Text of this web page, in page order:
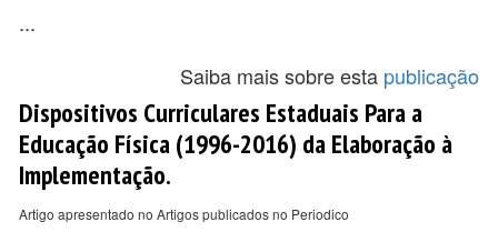
...
Saiba mais sobre esta publicação
Dispositivos Curriculares Estaduais Para a
Educação Física (1996-2016) da Elaboração à
Implementação.
Artigo apresentado no Artigos publicados no Periodico